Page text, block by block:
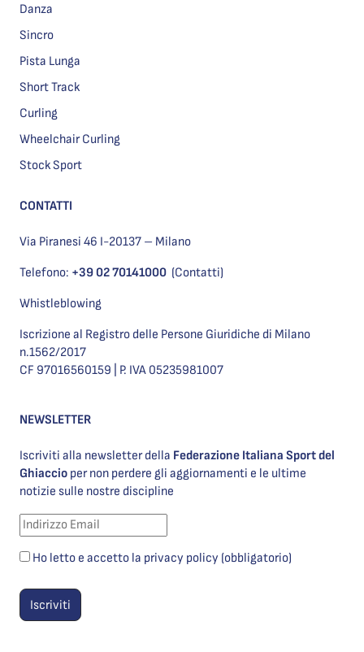
Danza
Sincro
Pista Lunga
Short Track
Curling
Wheelchair Curling
Stock Sport
CONTATTI
Via Piranesi 46 I-20137 – Milano
Telefono: +39 02 70141000 (Contatti)
Whistleblowing
Iscrizione al Registro delle Persone Giuridiche di Milano
n.1562/2017
CF 97016560159 | P. IVA 05235981007
NEWSLETTER
Iscriviti alla newsletter della Federazione Italiana Sport del
Ghiaccio per non perdere gli aggiornamenti e le ultime
notizie sulle nostre discipline
Ho letto e accetto la privacy policy (obbligatorio)